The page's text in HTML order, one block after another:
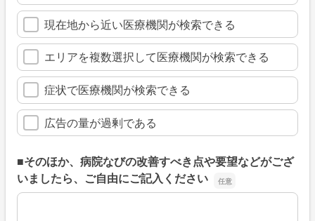
現在地から近い医療機関が検索できる
エリアを複数選択して医療機関が検索できる
症状で医療機関が検索できる
広告の量が過剰である
■そのほか、病院なびの改善すべき点や要望などがござ
いましたら、ご自由にご記入ください
■そのほか、病院なびの改善すべき点や要望などがござい